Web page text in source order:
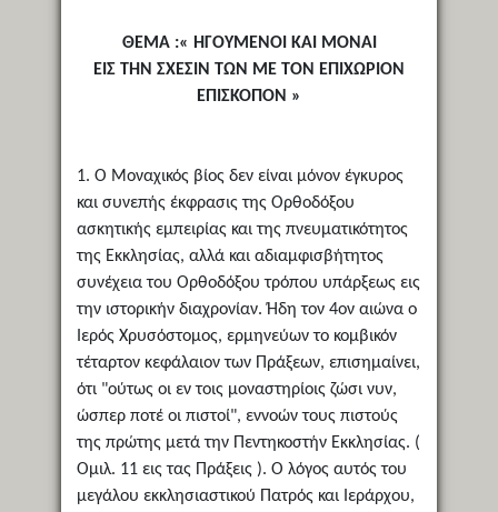
ΘΕΜΑ :« ΗΓΟΥΜΕΝΟΙ ΚΑΙ ΜΟΝΑΙ
ΕΙΣ ΤΗΝ ΣΧΕΣΙΝ ΤΩΝ ΜΕ ΤΟΝ ΕΠΙΧΩΡΙΟΝ
ΕΠΙΣΚΟΠΟΝ »
1. Ο Μοναχικός βίος δεν είναι μόνον έγκυρος
και συνεπής έκφρασις της Ορθοδόξου
ασκητικής εμπειρίας και της πνευματικότητος
της Εκκλησίας, αλλά και αδιαμφισβήτητος
συνέχεια του Ορθοδόξου τρόπου υπάρξεως εις
την ιστορικήν διαχρονίαν. Ήδη τον 4ον αιώνα ο
Ιερός Χρυσόστομος, ερμηνεύων το κομβικόν
τέταρτον κεφάλαιον των Πράξεων, επισημαίνει,
ότι "ούτως οι εν τοις μοναστηρίοις ζώσι νυν,
ώσπερ ποτέ οι πιστοί", εννοών τους πιστούς
της πρώτης μετά την Πεντηκοστήν Εκκλησίας. (
Ομιλ. 11 εις τας Πράξεις ). Ο λόγος αυτός του
μεγάλου εκκλησιαστικού Πατρός και Ιεράρχου,